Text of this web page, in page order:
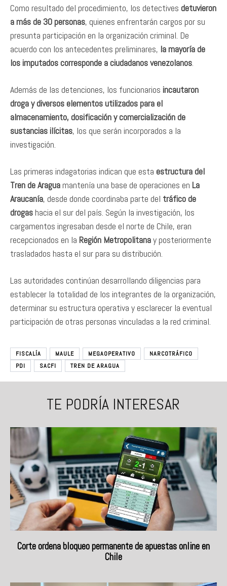
Como resultado del procedimiento, los detectives detuvieron
a más de 30 personas, quienes enfrentarán cargos por su
presunta participación en la organización criminal. De
acuerdo con los antecedentes preliminares, la mayoría de
los imputados corresponde a ciudadanos venezolanos
Además de las detenciones, los funcionarios incautaron
droga y diversos elementos utilizados para el
almacenamiento, dosificación y comercialización de
sustancias ilícitas, los que serán incorporados a la
investigación.
Las primeras indagatorias indican que esta estructura del
Tren de Araguamantenía una base de operaciones en La
Araucanía, desde donde coordinaba parte del tráfico de
drogashacia el sur del país. Según la investigación, los
cargamentos ingresaban desde el norte de Chile, eran
recepcionados en la Región Metropolitanay posteriormente
trasladados hasta el sur para su distribución.
Las autoridades continúan desarrollando diligencias para
establecer la totalidad de los integrantes de la organización,
determinar su estructura operativa y esclarecer la eventual
participación de otras personas vinculadas a la red criminal.
FISCALÍA MAULE MEGAOPERATIVO
NARCOTRÁFICO
PDI
SACFI TREN DE ARAGUA
TE PODRÍA INTERESAR
Corte ordena bloqueo permanente de apuestas online en
Chile